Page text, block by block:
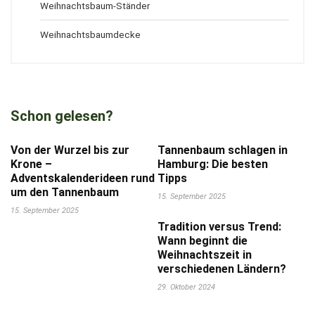
Weihnachtsbaum-Ständer
Weihnachtsbaumdecke
Schon gelesen?
Von der Wurzel bis zur
Krone –
Adventskalenderideen rund
um den Tannenbaum
15. September 2025
Tannenbaum schlagen in
Hamburg: Die besten
Tipps
15. September 2025
Tradition versus Trend:
Wann beginnt die
Weihnachtszeit in
verschiedenen Ländern?
29. Oktober 2024